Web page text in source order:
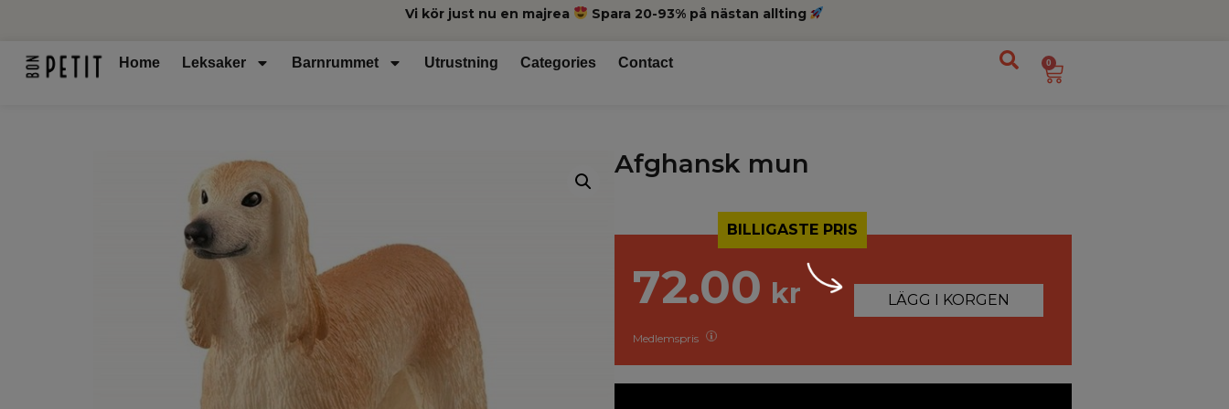
Vi kör just nu en majrea Spara 20-93% på nästan allting
Home Leksaker Barnrummet Utrustning Categories Contact 0
Afghansk mun
BILLIGASTE PRIS
72.00 kr
Medlemspris
LÄGG I KORGEN